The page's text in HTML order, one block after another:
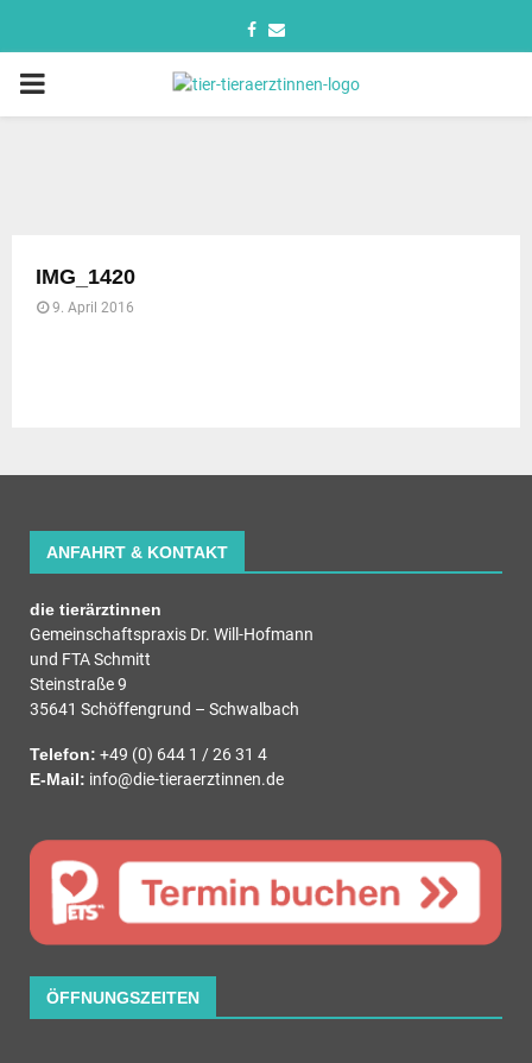
IMG_1420
9. April 2016
ANFAHRT & KONTAKT
die tierärztinnen
Gemeinschaftspraxis Dr. Will-Hofmann
und FTA Schmitt
Steinstraße 9
35641 Schöffengrund – Schwalbach
Telefon: +49 (0) 644 1 / 26 31 4
E-Mail: info@die-tieraerztinnen.de
ÖFFNUNGSZEITEN